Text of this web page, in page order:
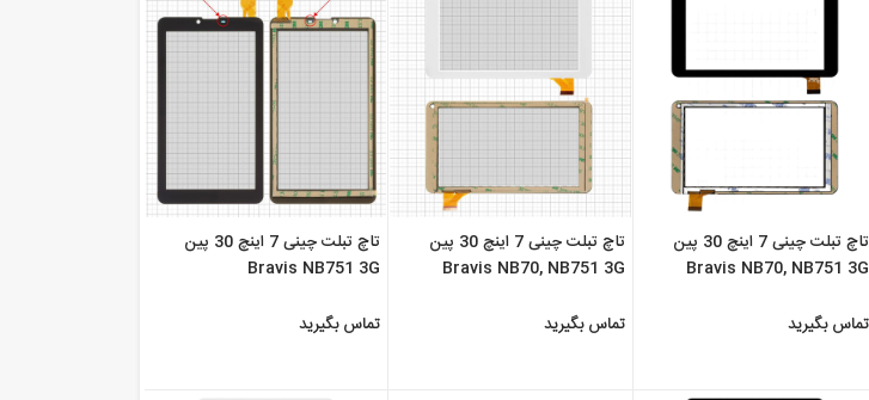
تاچ تبلت چینی 7 اینچ 30 پین
Bravis NB70, NB751 3G
تماس بگیرید
تاچ تبلت چینی 7 اینچ 30 پین
Bravis NB70, NB751 3G
تماس بگیرید
تاچ تبلت چینی 7 اینچ 30 پین
Bravis NB751 3G
تماس بگیرید